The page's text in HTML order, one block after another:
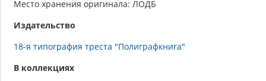
Место хранения оригинала: ЛОДБ
Издательство
18-я типография треста "Полиграфкнига"
В коллекциях